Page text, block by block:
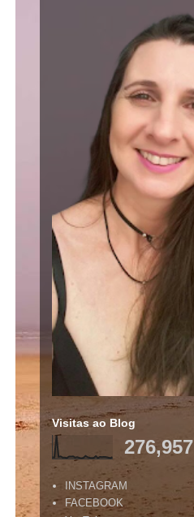
Visitas ao Blog
276,957
INSTAGRAM
FACEBOOK